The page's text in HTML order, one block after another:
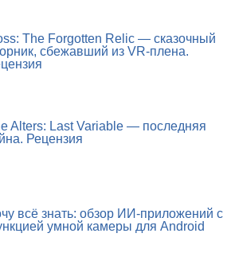
The Forgotten Relic — сказочный
сбежавший из VR-плена.
Alters: Last Variable — последняя
Рецензия
всё знать: обзор ИИ-приложений с
умной камеры для Android